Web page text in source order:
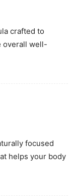
crafted to
overall well-
focused
helps your body